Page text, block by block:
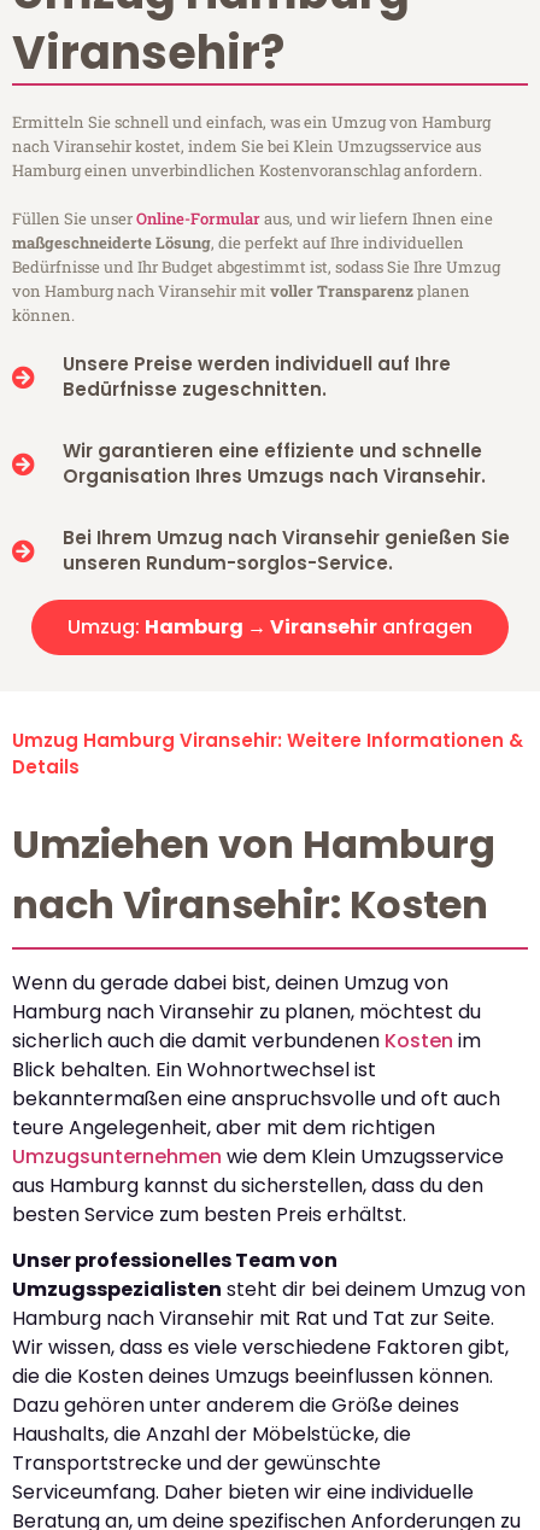
Viransehir?
Ermitteln Sie schnell und einfach, was ein Umzug von Hamburg
nach Viransehir kostet, indem Sie bei Klein Umzugsservice aus
Hamburg einen unverbindlichen Kostenvoranschlag anfordern.
Füllen Sie unserOnline-Formularaus, und wir liefern Ihnen eine
maßgeschneiderte Lösung, die perfekt auf Ihre individuellen
Bedürfnisse und Ihr Budget abgestimmt ist, sodass Sie Ihre Umzug
von Hamburg nach Viransehir mitvoller Transparenzplanen
können.
Unsere Preise werden individuell auf Ihre
Bedürfnisse zugeschnitten.
Wir garantieren eine effiziente und schnelle
Organisation Ihres Umzugs nach Viransehir.
Bei Ihrem Umzug nach Viransehir genießen Sie
unseren Rundum-sorglos-Service.
Umzug: Hamburg → Viransehir anfragen
Umzug Hamburg Viransehir: Weitere Informationen &
Details
Umziehen von Hamburg
nach Viransehir: Kosten
Wenn du gerade dabei bist, deinen Umzug von
Hamburg nach Viransehir zu planen, möchtest du
sicherlich auch die damit verbundenen Kosten im
Blick behalten. Ein Wohnortwechsel ist
bekanntermaßen eine anspruchsvolle und oft auch
teure Angelegenheit, aber mit dem richtigen
Umzugsunternehmen wie dem Klein Umzugsservice
aus Hamburg kannst du sicherstellen, dass du den
besten Service zum besten Preis erhältst.
Unser professionelles Team von
Umzugsspezialisten steht dir bei deinem Umzug von
Hamburg nach Viransehir mit Rat und Tat zur Seite.
Wir wissen, dass es viele verschiedene Faktoren gibt,
die die Kosten deines Umzugs beeinflussen können.
Dazu gehören unter anderem die Größe deines
Haushalts, die Anzahl der Möbelstücke, die
Transportstrecke und der gewünschte
Serviceumfang. Daher bieten wir eine individuelle
Beratung an, um deine spezifischen Anforderungen zu